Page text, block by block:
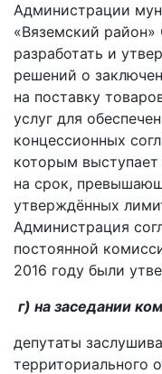
Администрации
«Вяземский
разработать и
решений о
на поставку
услуг для
концессионных
которым
на срок,
утверждённых
Администрация
постоянной
2016 году были
г) на заседании
депутаты
территориального